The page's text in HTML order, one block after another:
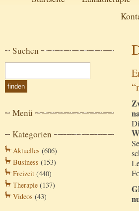
Suchen
Menü
Kategorien
Aktuelles (606)
Business (153)
Freizeit (440)
Therapie (137)
Videos (43)